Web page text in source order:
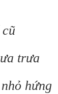
trưa
hứng